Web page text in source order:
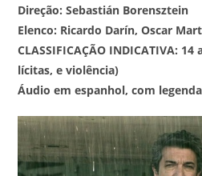
Direção: Sebastián Borensztein
Elenco: Ricardo Darín, Oscar
CLASSIFICAÇÃO INDICATIVA:
lícitas, e violência)
Áudio em espanhol, com